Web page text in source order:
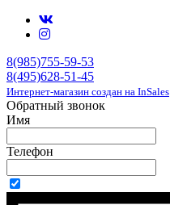
8(985)755-59-53
8(495)628-51-45
Интернет-магазин создан на InSales
Обратный звонок
Имя
Телефон